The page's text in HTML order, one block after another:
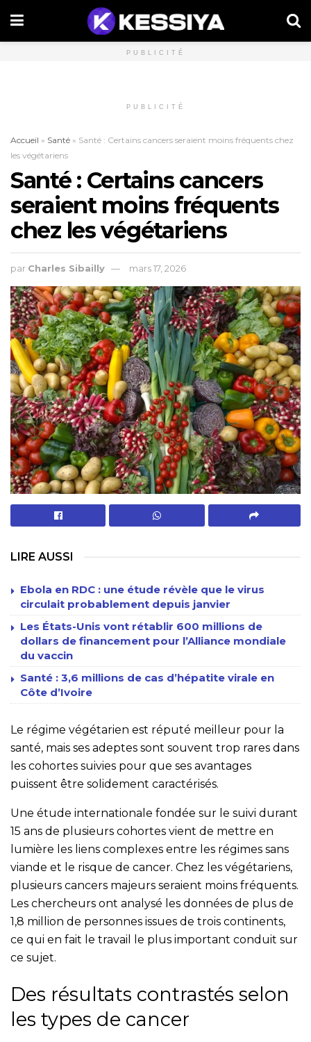
PUBLICITÉ
PUBLICITÉ
Accueil » Santé » Santé : Certains cancers seraient moins fréquents chez
les végétariens
Santé : Certains cancers
seraient moins fréquents
chez les végétariens
par Charles Sibailly mars 17, 2026
LIRE AUSSI
Ebola en RDC : une étude révèle que le virus
circulait probablement depuis janvier
Les États-Unis vont rétablir 600 millions de
dollars de financement pour l’Alliance mondiale
du vaccin
Santé : 3,6 millions de cas d’hépatite virale en
Côte d’Ivoire
Le régime végétarien est réputé meilleur pour la
santé, mais ses adeptes sont souvent trop rares dans
les cohortes suivies pour que ses avantages
puissent être solidement caractérisés.
Une étude internationale fondée sur le suivi durant
15 ans de plusieurs cohortes vient de mettre en
lumière les liens complexes entre les régimes sans
viande et le risque de cancer. Chez les végétariens,
plusieurs cancers majeurs seraient moins fréquents.
Les chercheurs ont analysé les données de plus de
1,8 million de personnes issues de trois continents,
ce qui en fait le travail le plus important conduit sur
ce sujet.
Des résultats contrastés selon
les types de cancer